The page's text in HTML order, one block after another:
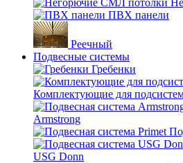
ПВХ панели
Реечный
Подвесные системы
Гребенки
Комплектующие для
Armstrong
USG Donn